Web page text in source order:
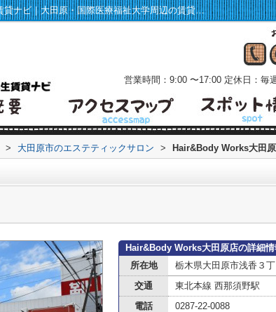
Hair&Body Works大田原店情報ページ｜福祉大学生賃貸ナビ｜大田原・国際医療福祉大学周辺の賃貸マンション・アパート情報
営業時間：9:00 〜17:00 定休日：毎
> 大田原市のエステティックサロン > Hair&Body Works大田
Hair&Body Works大田原店の詳細情
所在地
栃木県大田原市浅香３
交通
東北本線 西那須野駅
電話
0287-22-0088